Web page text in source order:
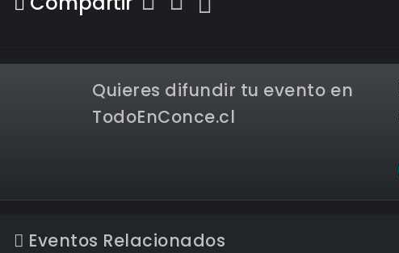
Quieres difundir tu evento en
TodoEnConce.cl
Eventos Relacionados